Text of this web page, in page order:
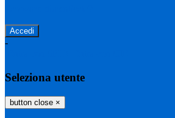
-
Seleziona utente
button close ×